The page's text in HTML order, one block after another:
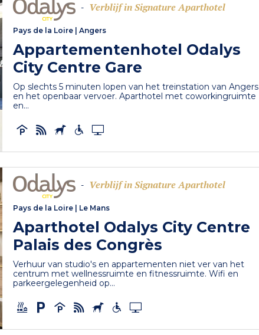
- Verblijf in Signature Aparthotel
Pays de la Loire |Angers
Appartementenhotel Odalys
City Centre Gare
Op slechts 5 minuten lopen van het treinstation van Angers
en het openbaar vervoer. Aparthotel met coworkingruimte
en...
- Verblijf in Signature Aparthotel
Pays de la Loire Le Mans
Aparthotel Odalys City Centre
Palais des Congrès
Verhuur van studio's en appartementen niet ver van het
centrum met wellnessruimte en fitnessruimte. Wifi en
parkeergelegenheid op...